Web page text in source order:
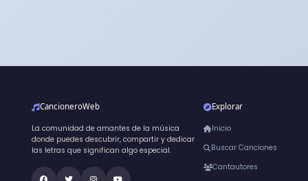
CancioneroWeb
La comunidad de amantes de la música
donde puedes descubrir, compartir y dedicar
las letras que significan algo especial.
Explorar
Inicio
Buscar Canciones
Cantautores